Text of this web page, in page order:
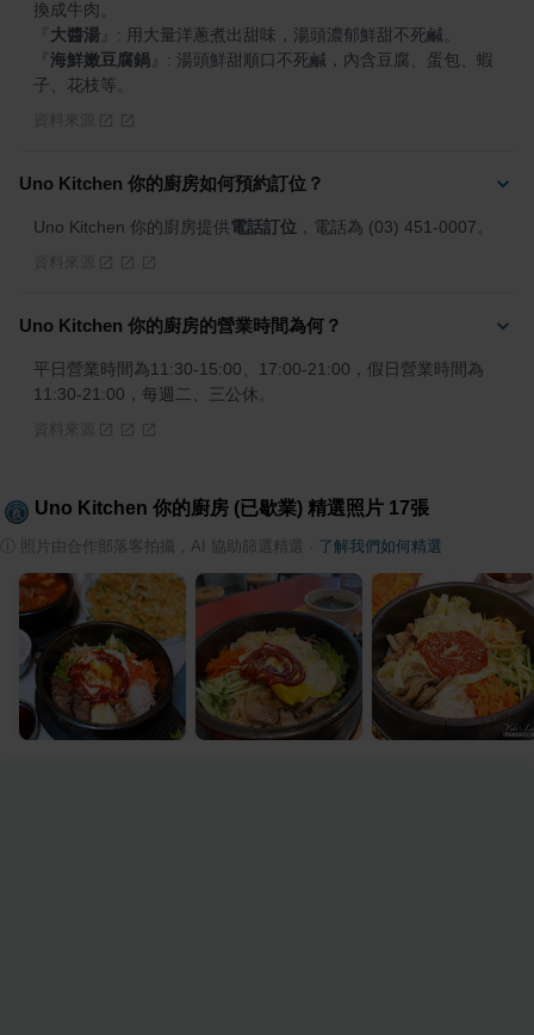
大醬湯
海鮮嫩豆腐鍋
: 湯頭鮮甜順口不死鹹，內含豆腐、蛋包、蝦
子、花枝等。
Uno Kitchen 你的廚房如何預約訂位？
Uno Kitchen 你的廚房提供電話訂位 ，電話為 (03) 451-0007。
Uno Kitchen 你的廚房的營業時間為何？
平日營業時間為11:30-15:00、17:00-21:00，假日營業時間為
11:30-21:00，每週二、三公休。
Uno Kitchen 你的廚房 (已歇業) 精選照片 17張
照片由合作部落客拍攝，AI 協助篩選精選 了解我們如何精選